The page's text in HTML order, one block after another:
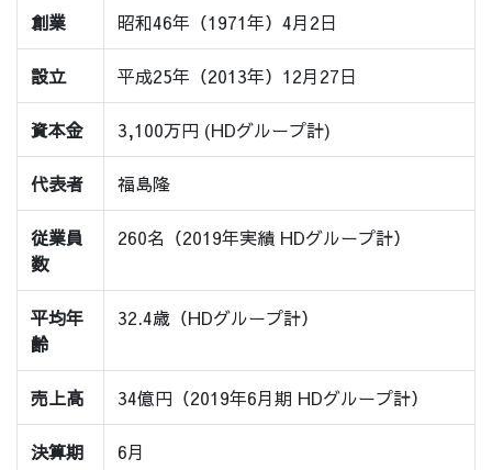
創業 昭和46年（1971年）4月2日
設立 平成25年（2013年）12月27日
資本金 3,100万円 (HDグループ計)
代表者 福島隆
従業員
数
260名（2019年実績 HDグループ計）
平均年
齢
32.4歳（HDグループ計）
売上高 34億円（2019年6月期 HDグループ計）
決算期 6月